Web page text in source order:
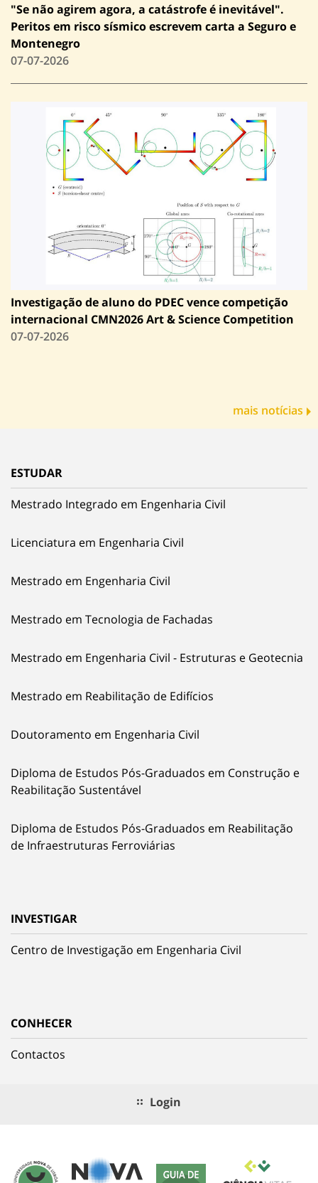
"Se não agirem agora, a catástrofe é inevitável".
Peritos em risco sísmico escrevem carta a Seguro e
Montenegro
07-07-2026
Investigação de aluno do PDEC vence competição
internacional CMN2026 Art & Science Competition
07-07-2026
mais notícias
ESTUDAR
Mestrado Integrado em Engenharia Civil
Licenciatura em Engenharia Civil
Mestrado em Engenharia Civil
Mestrado em Tecnologia de Fachadas
Mestrado em Engenharia Civil - Estruturas e Geotecnia
Mestrado em Reabilitação de Edifícios
Doutoramento em Engenharia Civil
Diploma de Estudos Pós-Graduados em Construção e
Reabilitação Sustentável
Diploma de Estudos Pós-Graduados em Reabilitação
de Infraestruturas Ferroviárias
INVESTIGAR
Centro de Investigação em Engenharia Civil
CONHECER
Contactos
Login